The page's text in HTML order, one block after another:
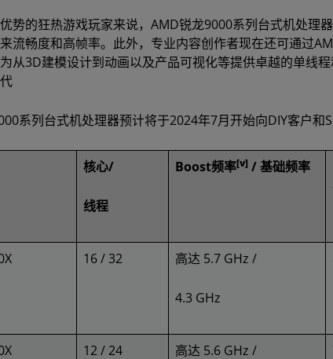
势的狂热游戏玩家来说，AMD锐龙9000系列台式机处理
流畅度和高帧率。此外，专业内容创作者现在还可通过
从3D建模设计到动画以及产品可视化等提供卓越的单线
系列台式机处理器预计将于2024年7月开始向DIY客户和
核心/
线程
Boost频率[v] / 基础频率
16 / 32 高达 5.7 GHz /
4.3 GHz
12 / 24 高达 5.6 GHz /